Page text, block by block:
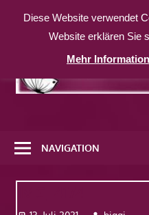
Inhalt
weitere
Website
NAVIGATION
Diese Website verwendet
Website erklären Sie
Mehr